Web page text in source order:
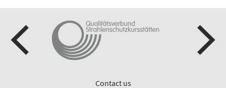
Contact us